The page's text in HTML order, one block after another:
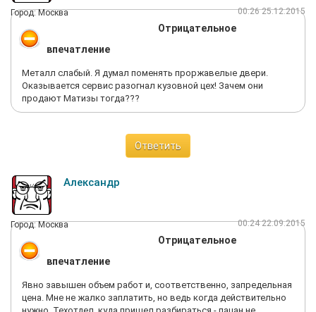
Город: Москва 00:26 25.12.2015
Отрицательное
впечатление
Металл слабый. Я думал поменять проржавелые двери.
Оказывается сервис разогнал кузовной цех! Зачем они
продают Матизы тогда???
Ответить
Александр
Город: Москва 00:24 22.09.2015
Отрицательное
впечатление
Явно завышен объем работ и, соответственно, запредельная
цена. Мне не жалко заплатить, но ведь когда действительно